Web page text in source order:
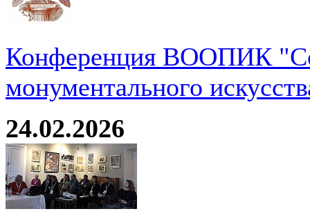
Конференция ВООПИК
монументального
24.02.2026